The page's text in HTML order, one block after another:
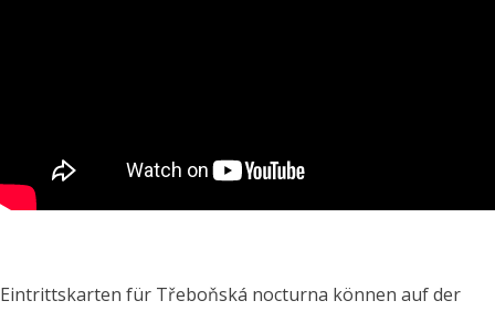
Eintrittskarten für Třeboňská nocturna können auf der